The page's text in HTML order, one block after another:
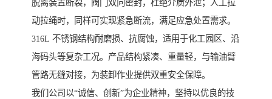
脱离装置断裂，阀门双向密封，杜绝介质外泄；人工拉
动拉绳时，同样可实现紧急断流，满足应急处置需求。
316L 不锈钢结构耐磨损、抗腐蚀，适用于化工园区、沿
海码头等复杂工况。产品结构紧凑、重量轻，与输油臂
管路无缝对接，为装卸作业提供双重安全保障。
我们公司以“诚信、创新”为企业精神，坚持以优良的技